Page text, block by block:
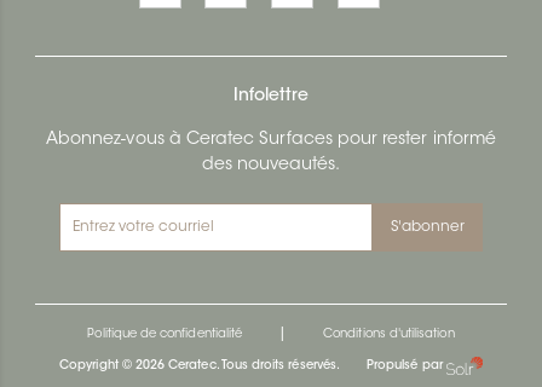
Infolettre
Abonnez-vous à Ceratec Surfaces pour rester informé
des nouveautés.
S'abonner
Politique de confidentialité Conditions d'utilisation
Copyright © 2026 Ceratec. Tous droits réservés. Propulsé par